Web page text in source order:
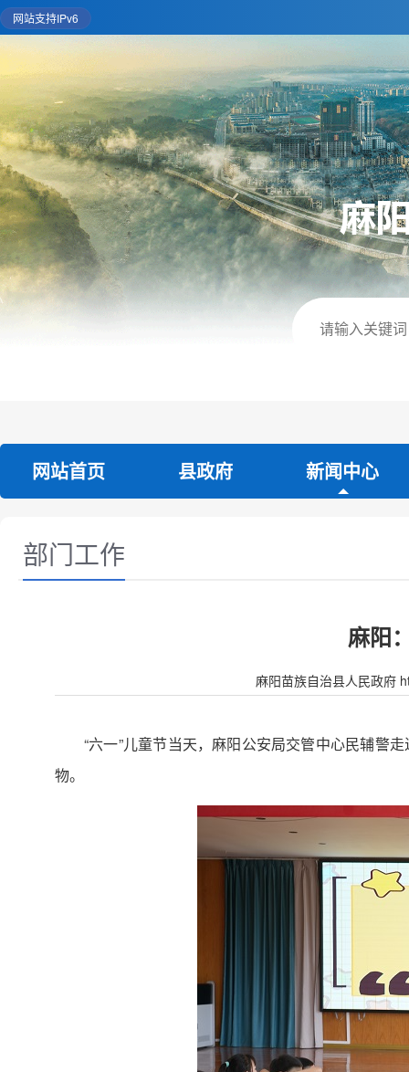
网站支持IPv6
网站首页 县政府 新闻中心
部门工作
麻阳
麻阳苗族自治县人民政府
“六一”儿童节当天，麻阳公安局交管中心民辅警
物。